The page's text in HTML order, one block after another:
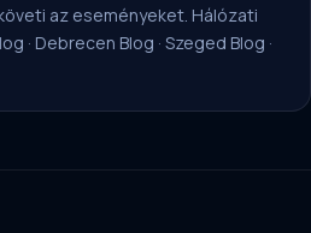
az eseményeket. Hálózati
· Debrecen Blog · Szeged Blog ·